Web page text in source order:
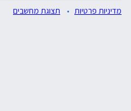
מדיניות פרטיות תצוגת מחשבים